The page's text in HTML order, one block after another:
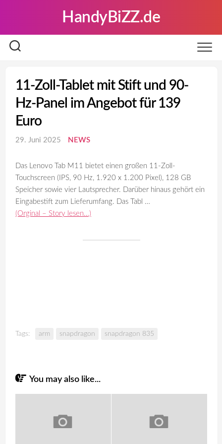
HandyBiZZ.de
11-Zoll-Tablet mit Stift und 90-
Hz-Panel im Angebot für 139
Euro
29. Juni 2025 NEWS
Das Lenovo Tab M11 bietet einen großen 11-Zoll-
Touchscreen (IPS, 90 Hz, 1.920 x 1.200 Pixel), 128 GB
Speicher sowie vier Lautsprecher. Darüber hinaus gehört ein
Eingabestift zum Lieferumfang. Das Tabl …
(Orginal – Story lesen…)
Tags: arm snapdragon snapdragon 835
You may also like...